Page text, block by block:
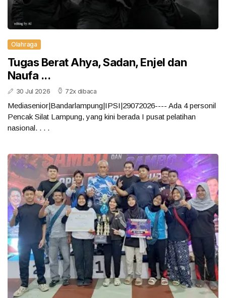
Olahraga
Tugas Berat Ahya, Sadan, Enjel dan
Naufa ...
30 Jul 2026 72x dibaca
Mediasenior|Bandarlampung|IPSI|29072026---- Ada 4 personil
Pencak Silat Lampung, yang kini berada I pusat pelatihan
nasional. . . .